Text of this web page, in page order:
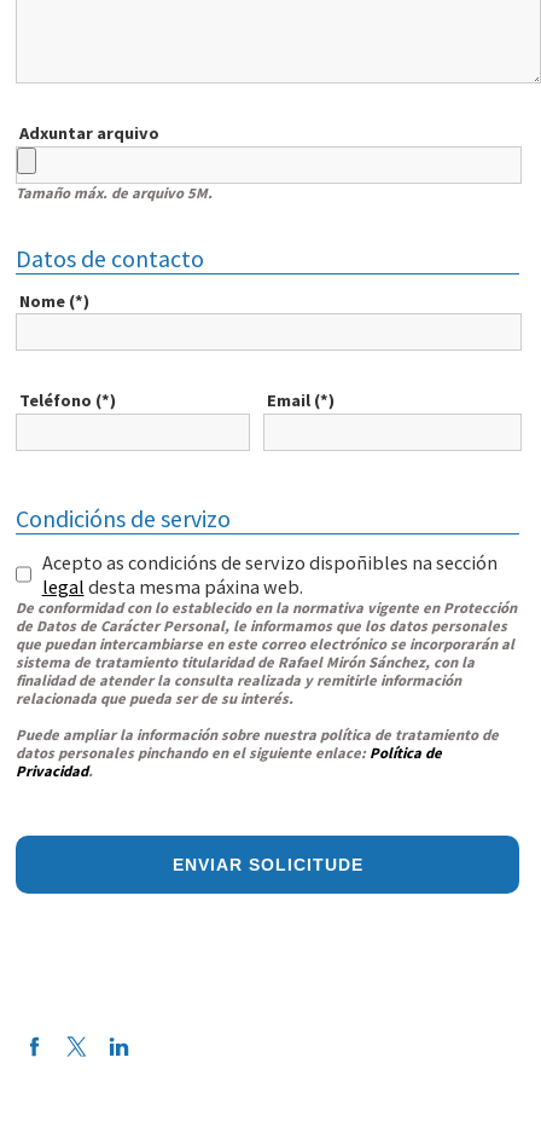
Adxuntar arquivo
Tamaño máx. de arquivo 5M.
Datos de contacto
Nome (*)
Teléfono (*) Email (*)
Condicións de servizo
Acepto as condicións de servizo dispoñibles na sección
legal desta mesma páxina web.
De conformidad con lo establecido en la normativa vigente en Protección
de Datos de Carácter Personal, le informamos que los datos personales
que puedan intercambiarse en este correo electrónico se incorporarán al
sistema de tratamiento titularidad de Rafael Mirón Sánchez, con la
finalidad de atender la consulta realizada y remitirle información
relacionada que pueda ser de su interés.
Puede ampliar la información sobre nuestra política de tratamiento de
datos personales pinchando en el siguiente enlace: Política de
Privacidad.
ENVIAR SOLICITUDE